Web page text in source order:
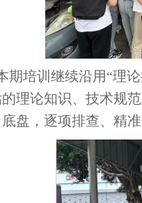
期培训继续沿用“理
理论知识、技术规
盘，逐项排查、精